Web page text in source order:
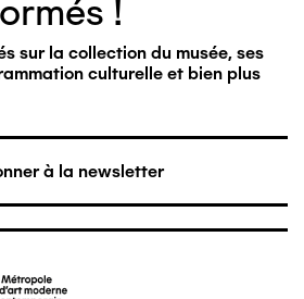
!
sur la collection du musée, ses
culturelle et bien plus
à la newsletter